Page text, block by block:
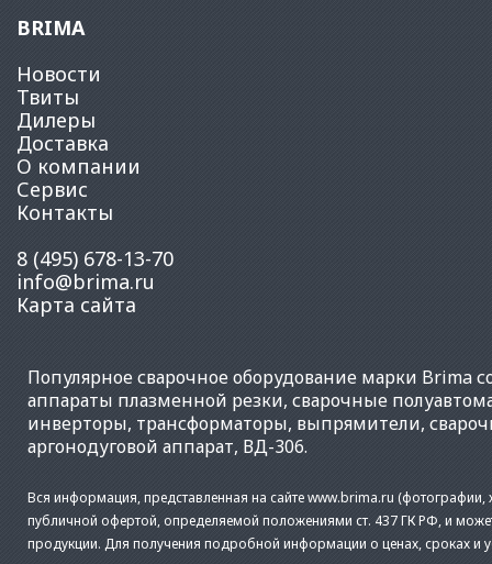
BRIMA
Новости
Твиты
Дилеры
Доставка
О компании
Сервис
Контакты
8 (495) 678-13-70
info@brima.ru
Карта сайта
Популярноесварочное оборудование марки Brima
аппараты плазменной резки, сварочные
инверторы, трансформаторы, выпрямители,
аргонодуговой аппарат, ВД-306.
Вся информация, представленная на сайте www.brima.ru (фотографии,
публичной офертой, определяемой положениями ст. 437 ГК РФ, и
продукции. Для получения подробной информации о ценах, сроках и